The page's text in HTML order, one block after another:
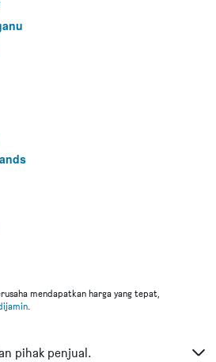
mendapatkan harga yang tepat,
.
pihak penjual.